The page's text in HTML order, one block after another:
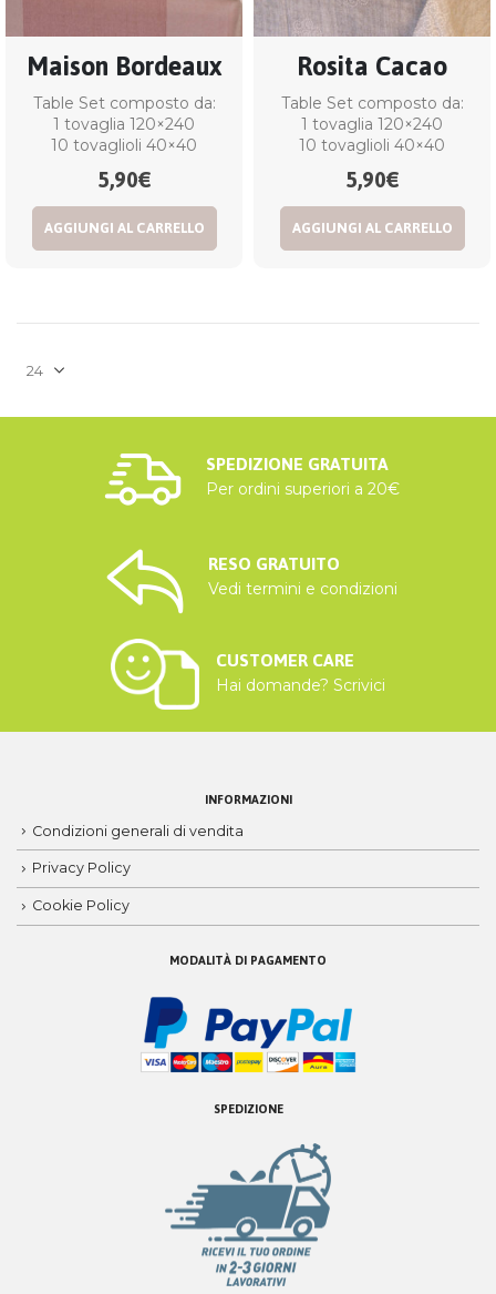
Maison Bordeaux
Table Set composto da:
1 tovaglia 120×240
10 tovaglioli 40×40
5,90€
AGGIUNGI AL CARRELLO
Rosita Cacao
Table Set composto da:
1 tovaglia 120×240
10 tovaglioli 40×40
5,90€
AGGIUNGI AL CARRELLO
SPEDIZIONE GRATUITA
Per ordini superiori a 20€
RESO GRATUITO
Vedi termini e condizioni
CUSTOMER CARE
Hai domande? Scrivici
INFORMAZIONI
Condizioni generali di vendita
Privacy Policy
Cookie Policy
MODALITÀ DI PAGAMENTO
SPEDIZIONE